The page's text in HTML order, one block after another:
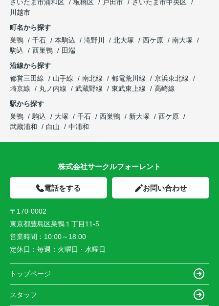
さいたま市浦和区
板橋区 戸田市
さいたま市中央区
川越市
町名から探す
巣鴨
千石 本駒込 滝野川 北大塚 西ケ原
南大塚
駒込
西巣鴨
田端
沿線から探す
都営三田線
山手線 南北線 都電荒川線
京浜東北線
埼京線
丸ノ内線 武蔵野線 東武東上線
高崎線
駅から探す
巣鴨
駒込 大塚 千石 西巣鴨 新大塚
西ケ原
武蔵浦和
白山 中浦和
株式会社サークルフォーレント
電話をする お問い合わせ
〒170-0002
東京都豊島区巣鴨１丁目11-5
営業時間： 10:00～18:00
定休日： 毎週：火曜日・水曜日
トップページ
スタッフ